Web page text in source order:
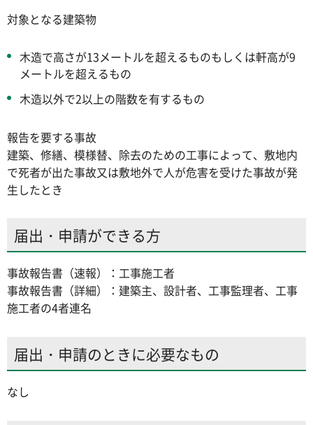
対象となる建築物
木造で高さが13メートルを超えるものもしくは軒高が9
メートルを超えるもの
木造以外で2以上の階数を有するもの
報告を要する事故
建築、修繕、模様替、除去のための工事によって、敷地内
で死者が出た事故又は敷地外で人が危害を受けた事故が発
生したとき
届出・申請ができる方
事故報告書（速報）：工事施工者
事故報告書（詳細）：建築主、設計者、工事監理者、工事
施工者の4者連名
届出・申請のときに必要なもの
なし